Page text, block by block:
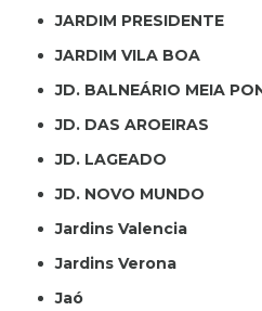
JARDIM PRESIDENTE
JARDIM VILA BOA
JD. BALNEÁRIO MEIA
JD. DAS AROEIRAS
JD. LAGEADO
JD. NOVO MUNDO
Jardins Valencia
Jardins Verona
Jaó